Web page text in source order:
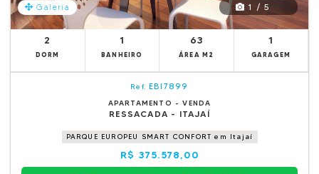
Galeria 1 / 5
2
DORM
1
BANHEIRO
63
ÁREA M2
1
GARAGEM
Ref. EBI7899
APARTAMENTO - VENDA
RESSACADA - ITAJAÍ
PARQUE EUROPEU SMART CONFORT em Itajaí
R$ 375.578,00